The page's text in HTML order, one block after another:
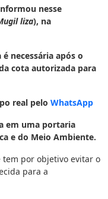
nesse
liza), na
necessária após o
cota autorizada para
real pelo WhatsApp
em uma portaria
e do Meio Ambiente.
tem por objetivo evitar o
para a